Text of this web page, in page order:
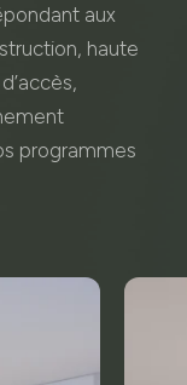
aux
haute
programmes